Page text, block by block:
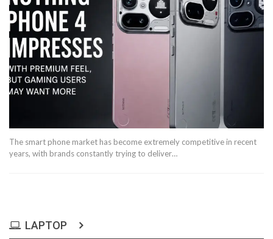
The smart phone market has become extremely competitive in recent
years, with brands constantly trying to deliver…
LAPTOP